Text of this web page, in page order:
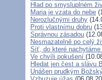
Hlad po smysluplném
Maria je vzata do nebe
Nerozlučnými druhy
Proti vlastnímu dobru
Správnou zásadou
Nesmazatelně po celý
Síť, do které
Ve chvíli pokušení
Hledat jen čest a slávu
Unášen prudkým